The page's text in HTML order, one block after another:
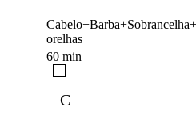
orelhas
60 min
C